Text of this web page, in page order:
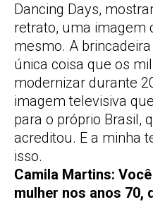
Dancing Days,
retrato, uma imagem
mesmo. A
única coisa que os
modernizar durante
imagem televisiva
para o próprio Brasil,
acreditou. E a minha
isso.
Camila Martins:
mulher nos anos 70,